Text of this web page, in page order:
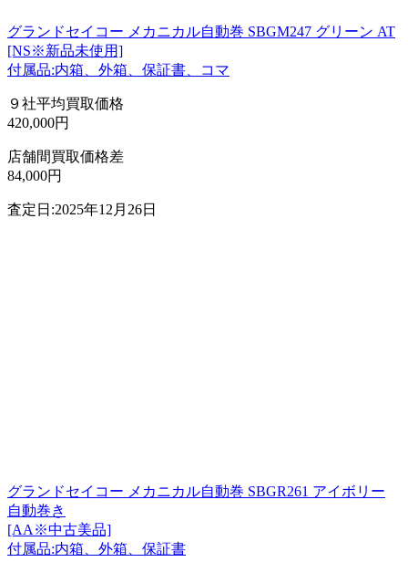
グランドセイコー メカニカル自動巻 SBGM247 グリーン AT
[NS※新品未使用]
付属品:内箱、外箱、保証書、コマ
９社平均買取価格
420,000円
店舗間買取価格差
84,000円
査定日:2025年12月26日
グランドセイコー メカニカル自動巻 SBGR261 アイボリー
自動巻き
[AA※中古美品]
付属品:内箱、外箱、保証書